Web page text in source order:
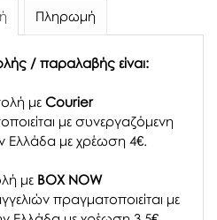
Πληρωμή
/ παραλαβής είναι:
με Courier
με συνεργαζόμενη
Ελλάδα με χρέωση 4€.
μεBOX NOW
πραγματοποιείται με